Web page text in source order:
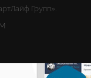
Групп».